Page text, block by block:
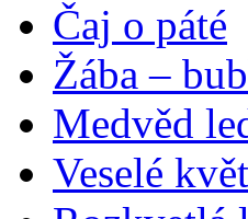
Čaj o páté
Žába –
Medvěd
Veselé